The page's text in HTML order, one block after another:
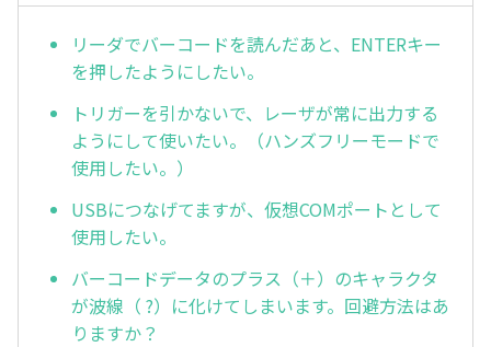
リーダでバーコードを読んだあと、ENTERキー
を押したようにしたい。
トリガーを引かないで、レーザが常に出力する
ようにして使いたい。（ハンズフリーモードで
使用したい。）
USBにつなげてますが、仮想COMポートとして
使用したい。
バーコードデータのプラス（＋）のキャラクタ
が波線（ ?）に化けてしまいます。回避方法はあ
りますか？